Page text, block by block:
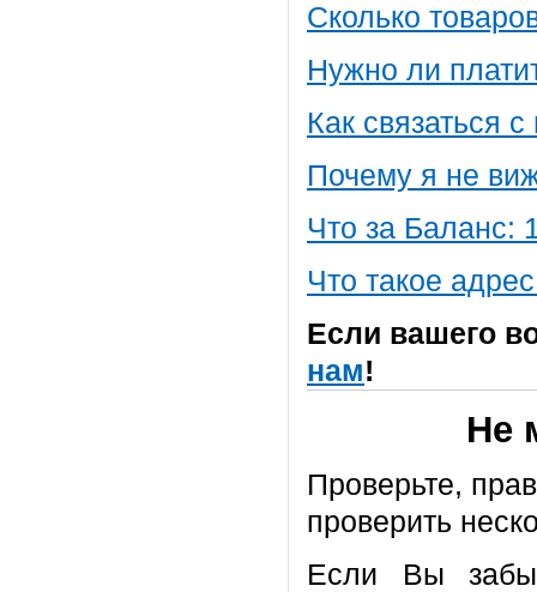
Сколько
Нужно ли
Как связаться
Почему я не
Что за Баланс:
Что такое
Если вашего
нам!
Не
Проверьте,
проверить
Если Вы